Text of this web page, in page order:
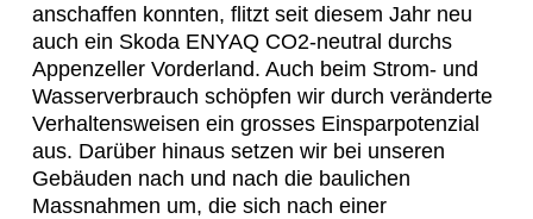
anschaffen konnten, flitzt seit diesem Jahr neu
auch ein Skoda ENYAQ CO2-neutral durchs
Appenzeller Vorderland. Auch beim Strom- und
Wasserverbrauch schöpfen wir durch veränderte
Verhaltensweisen ein grosses Einsparpotenzial
aus. Darüber hinaus setzen wir bei unseren
Gebäuden nach und nach die baulichen
Massnahmen um, die sich nach einer